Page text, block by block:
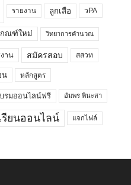
รายงาน ลูกเสือ วPA
กณฑ์ใหม่ วิทยาการคำนวณ
าน สมัครสอบ สสวท
น หลักสูตร
รมออนไลน์ฟรี อัมพร พินะสา
รียนออนไลน์ แจกไฟล์